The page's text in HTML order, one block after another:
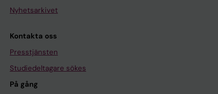
Nyhetsarkivet
Kontakta oss
Presstjänsten
Studiedeltagare sökes
På gång